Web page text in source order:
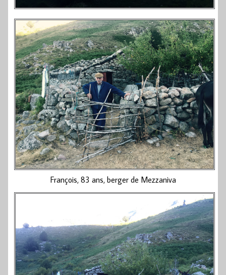
François, 83 ans, berger de Mezzaniva